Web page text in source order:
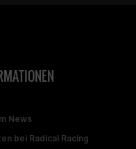
News
bei Radical Racing